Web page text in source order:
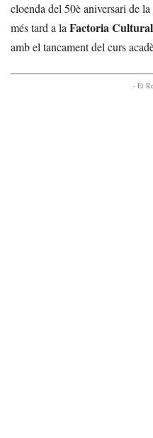
cloenda del 50è aniversari de
més tard a la Factoria
amb el tancament del curs
- Et